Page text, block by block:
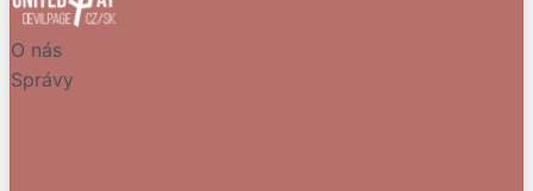
O nás
Správy